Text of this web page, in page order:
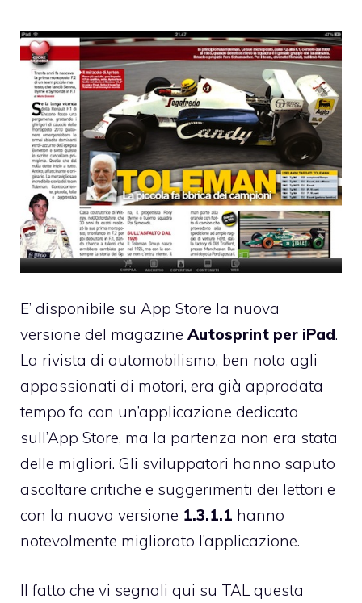
E’ disponibile su App Store la nuova
versione del magazine Autosprint per iPad.
La rivista di automobilismo, ben nota agli
appassionati di motori, era già approdata
tempo fa con un’applicazione dedicata
sull’App Store, ma la partenza non era stata
delle migliori. Gli sviluppatori hanno saputo
ascoltare critiche e suggerimenti dei lettori e
con la nuova versione 1.3.1.1 hanno
notevolmente migliorato l’applicazione.
Il fatto che vi segnali qui su TAL questa